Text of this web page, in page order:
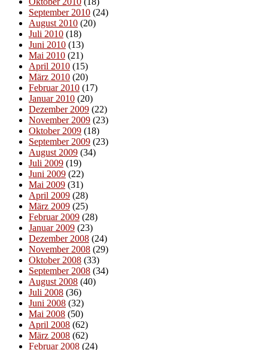
September 2010 (24)
August 2010 (20)
Juli 2010 (18)
Juni 2010 (13)
Mai 2010 (21)
April 2010 (15)
März 2010 (20)
Februar 2010 (17)
Januar 2010 (20)
Dezember 2009 (22)
November 2009 (23)
Oktober 2009 (18)
September 2009 (23)
August 2009 (34)
Juli 2009 (19)
Juni 2009 (22)
Mai 2009 (31)
April 2009 (28)
März 2009 (25)
Februar 2009 (28)
Januar 2009 (23)
Dezember 2008 (24)
November 2008 (29)
Oktober 2008 (33)
September 2008 (34)
August 2008 (40)
Juli 2008 (36)
Juni 2008 (32)
Mai 2008 (50)
April 2008 (62)
März 2008 (62)
Februar 2008 (24)